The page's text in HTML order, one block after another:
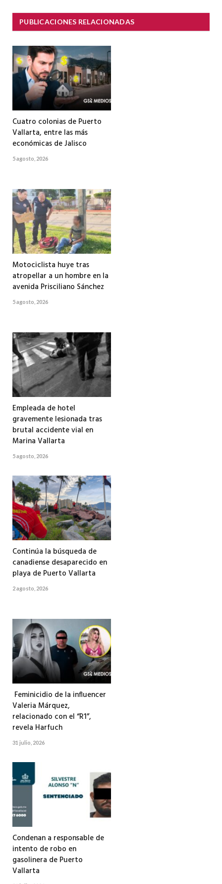
PUBLICACIONES RELACIONADAS
Cuatro colonias de Puerto
Vallarta, entre las más
económicas de Jalisco
5 agosto, 2026
Motociclista huye tras
atropellar a un hombre en la
avenida Prisciliano Sánchez
5 agosto, 2026
Empleada de hotel
gravemente lesionada tras
brutal accidente vial en
Marina Vallarta
5 agosto, 2026
Continúa la búsqueda de
canadiense desaparecido en
playa de Puerto Vallarta
2 agosto, 2026
Feminicidio de la influencer
Valeria Márquez,
relacionado con el “R1”,
revela Harfuch
31 julio, 2026
Condenan a responsable de
intento de robo en
gasolinera de Puerto
Vallarta